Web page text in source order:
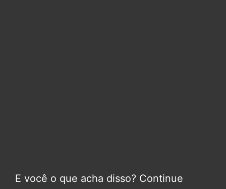
E você o que acha disso? Continue